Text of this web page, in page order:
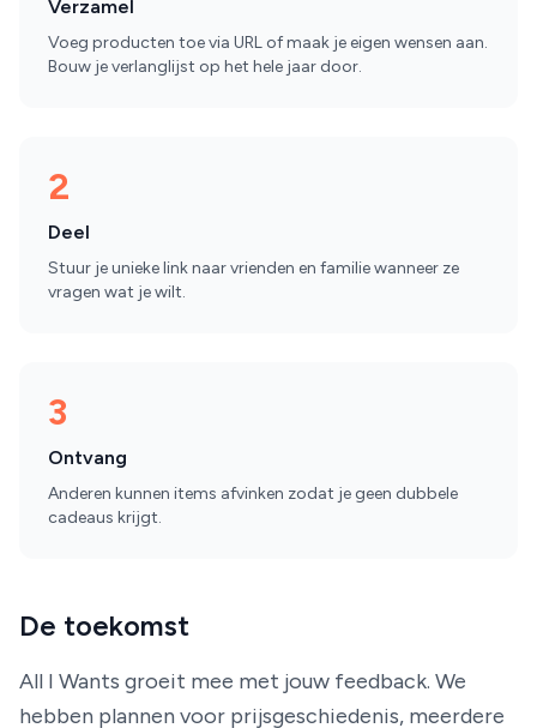
Verzamel
Voeg producten toe via URL of maak je eigen wensen aan.
Bouw je verlanglijst op het hele jaar door.
2
Deel
Stuur je unieke link naar vrienden en familie wanneer ze
vragen wat je wilt.
3
Ontvang
Anderen kunnen items afvinken zodat je geen dubbele
cadeaus krijgt.
De toekomst
All I Wants groeit mee met jouw feedback. We
hebben plannen voor prijsgeschiedenis, meerdere